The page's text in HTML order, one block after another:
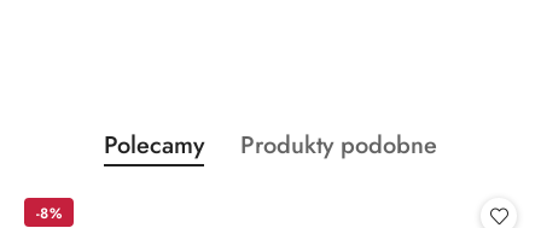
Pomiń karuzelę produktów
Produkty
o
Polecamy
Produkty
Produkty podobne
-8%